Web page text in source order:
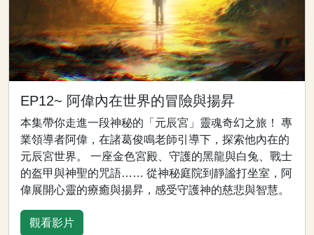
EP12~ 阿偉內在世界的冒險與揚昇
本集帶你走進一段神秘的「元辰宮」靈魂奇幻之旅！ 專
業領導者阿偉，在諸葛俊鳴老師引導下，探索他內在的
元辰宮世界。 一座金色宮殿、守護的黑龍與白兔、戰士
的盔甲與神聖的咒語…… 從神秘庭院到靜謐打坐室，阿
偉展開心靈的療癒與揚昇，感受守護神的慈悲與智慧。
觀看影片